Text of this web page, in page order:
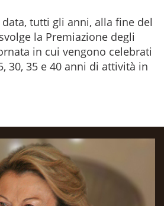
tutti gli anni, alla fine del
la Premiazione degli
in cui vengono celebrati
30, 35 e 40 anni di attività in